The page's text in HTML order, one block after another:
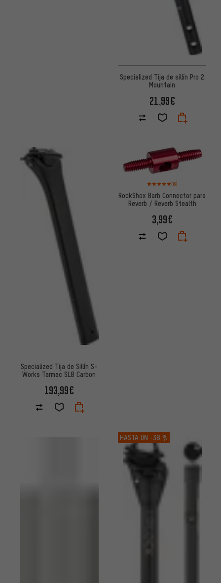
Specialized Tija de sillín Pro 2
Mountain
21,99€
Specialized Tija de Sillín S-
Works Tarmac SL8 Carbon
193,99€
Valoración media: 5 de 5
(8)
RockShox Barb Connector para
Reverb / Reverb Stealth
3,99€
HASTA UN -38 %